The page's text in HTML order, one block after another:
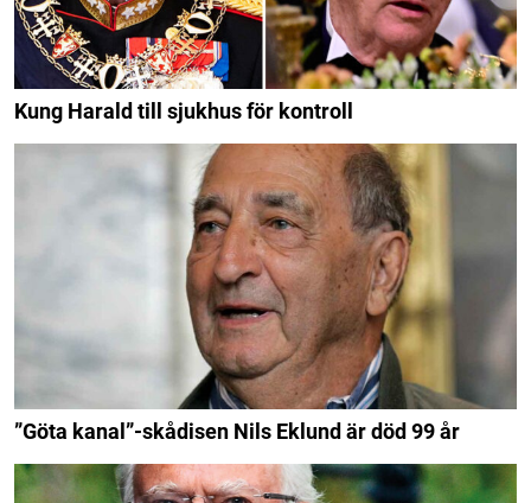
Kung Harald till sjukhus för kontroll
”Göta kanal”-skådisen Nils Eklund är död 99 år